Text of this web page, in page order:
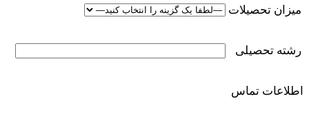
میزان تحصیلات
رشته تحصیلی
اطلاعات تماس